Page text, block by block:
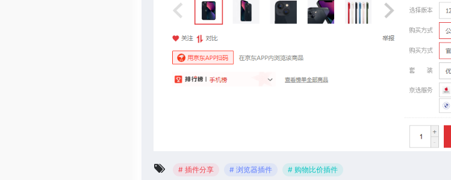
# 插件分享 # 浏览器插件 # 购物比价插件